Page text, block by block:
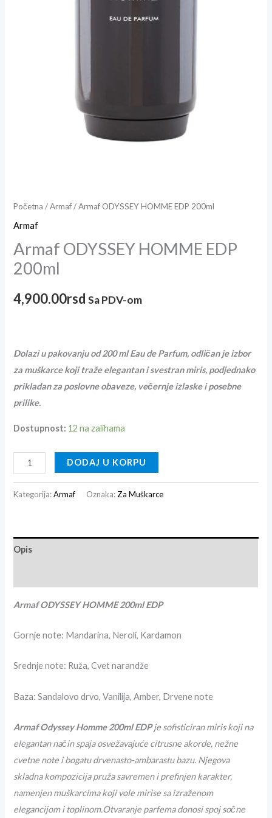
Početna /Armaf/ Armaf ODYSSEY HOMME EDP 200ml
Armaf
Armaf ODYSSEY HOMME EDP
200ml
4,900.00rsd Sa PDV-om
Dolazi u pakovanju od 200 ml Eau de Parfum, odličan je izbor
za muškarce koji traže elegantan i svestran miris, podjednako
prikladan za poslovne obaveze, večernje izlaske i posebne
prilike.
Dostupnost: 12 na zalihama
DODAJ U KORPU
Kategorija:Armaf Oznaka: Za Muškarce
Opis
Armaf ODYSSEY HOMME 200ml EDP
Gornje note: Mandarina, Neroli, Kardamon
Srednje note: Ruža, Cvet narandže
Baza:Sandalovo drvo, Vanilija, Amber, Drvene note
Armaf Odyssey Homme 200ml EDPje sofisticiran miris koji na
elegantan način spaja osvežavajuće citrusne akorde, nežne
cvetne note i bogatu drvenasto-ambarastu bazu. Njegova
skladna kompozicija pruža savremen i prefinjen karakter,
namenjen muškarcima koji vole mirise sa izraženom
elegancijom i toplinom.Otvaranje parfema donosi spoj sočne